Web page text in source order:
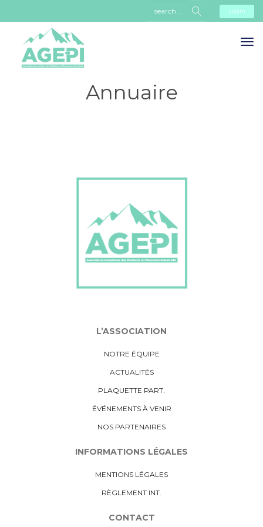
Login
Annuaire
L’ASSOCIATION
NOTRE ÉQUIPE
ACTUALITÉS
PLAQUETTE PART.
ÉVÉNEMENTS À VENIR
NOS PARTENAIRES
INFORMATIONS LÉGALES
MENTIONS LÉGALES
RÈGLEMENT INT.
CONTACT